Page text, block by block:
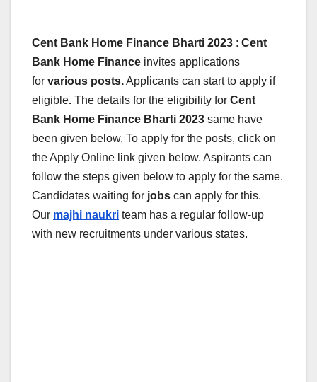
Cent Bank Home Finance Bharti 2023 : Cent
Bank Home Finance invites applications
for various posts.Applicants can start to apply if
eligible. The details for the eligibility for Cent
Bank Home Finance Bharti 2023 same have
been given below. To apply for the posts, click on
the Apply Online link given below. Aspirants can
follow the steps given below to apply for the same.
Candidates waiting for jobs can apply for this.
Our majhi naukri team has a regular follow-up
with new recruitments under various states.